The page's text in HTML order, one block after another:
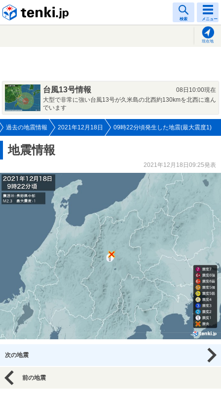
検索 メニュー
現在地
台風13号情報
08日10:00現在
大型で非常に強い台風13号が久米島の北西約130kmを北西に進ん
でいます
過去の地震情報 2021年12月18日 09時22分頃発生した地震(最大震度1)
地震情報
2021年12月18日09:25発表
次の地震
前の地震